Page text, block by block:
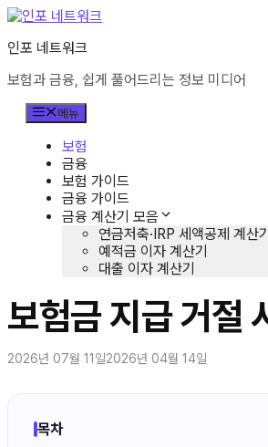
컨
츠
건
인포 네트워크
보험과 금융, 쉽게 풀어드리는 정보 미디어
메뉴
보험
금융
보험 가이드
금융 가이드
금융 계산기 모음
연금저축·IRP 세액공제 계산기
예적금 이자 계산기
대출 이자 계산기
보험금 지급 거절
2026년 07월 11일2026년 04월 14일
목차